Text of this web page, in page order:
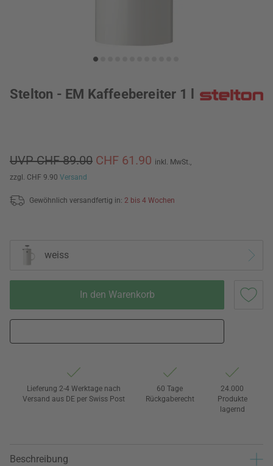
Stelton - EM Kaffeebereiter 1 l
UVP CHF 89.00 CHF 61.90 inkl. MwSt.,
zzgl. CHF 9.90 Versand
Gewöhnlich versandfertig in: 2 bis 4 Wochen
weiss
In den Warenkorb
Lieferung 2-4 Werktage nach
Versand aus DE per Swiss Post
60 Tage
Rückgaberecht
24.000
Produkte
lagernd
Beschreibung